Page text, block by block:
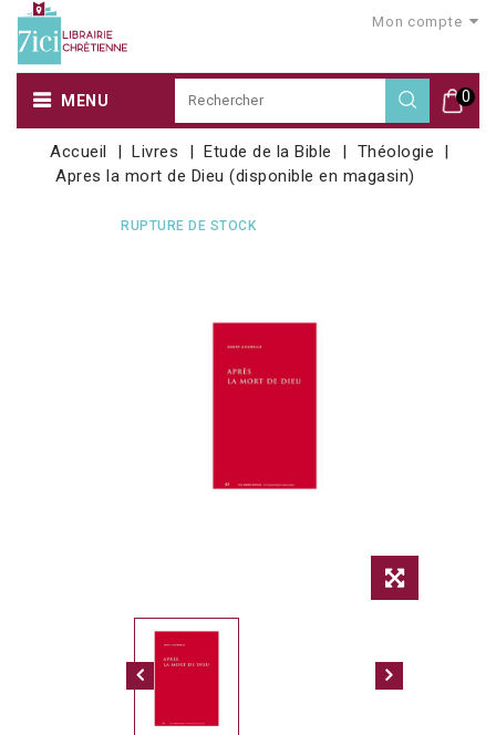
Mon compte
0
MENU
Accueil Livres Etude de la Bible
Théologie
Apres la mort de Dieu (disponible en magasin)
RUPTURE DE STOCK